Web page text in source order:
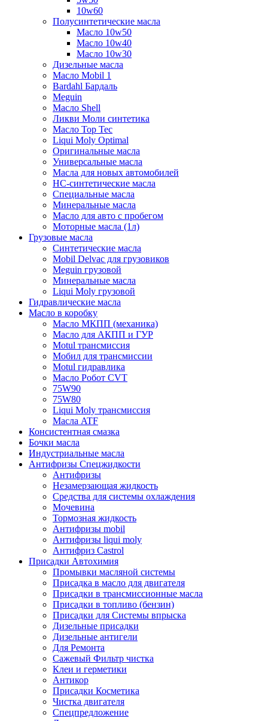
10w60
Полусинтетические масла
Масло 10w50
Масло 10w40
Масло 10w30
Дизельные масла
Масло Mobil 1
Bardahl Бардаль
Meguin
Масло Shell
Ликви Моли синтетика
Масло Top Tec
Liqui Moly Optimal
Оригинальные масла
Универсальные масла
Масла для новых автомобилей
HC-синтетические масла
Специальные масла
Минеральные масла
Масло для авто с пробегом
Моторные масла (1л)
Грузовые масла
Синтетические масла
Mobil Delvac для грузовиков
Meguin грузовой
Минеральные масла
Liqui Moly грузовой
Гидравлические масла
Масло в коробку
Масло МКПП (механика)
Масло для АКПП и ГУР
Motul трансмиссия
Мобил для трансмиссии
Motul гидравлика
Масло Робот CVT
75W90
75W80
Liqui Moly трансмиссия
Масла ATF
Консистентная смазка
Бочки масла
Индустриальные масла
Антифризы Спецжидкости
Антифризы
Незамерзающая жидкость
Средства для системы охлаждения
Мочевина
Тормозная жидкость
Антифризы mobil
Антифризы liqui moly
Антифриз Castrol
Присадки Автохимия
Промывки масляной системы
Присадка в масло для двигателя
Присадки в трансмиссионные масла
Присадки в топливо (бензин)
Присадки для Системы впрыска
Дизельные присадки
Дизельные антигели
Для Ремонта
Сажевый Фильтр чистка
Клеи и герметики
Антикор
Присадки Косметика
Чистка двигателя
Спецпредложение